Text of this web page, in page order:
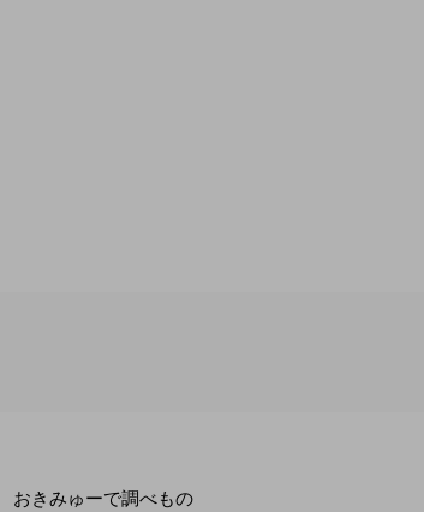
おきみゅーで調べもの